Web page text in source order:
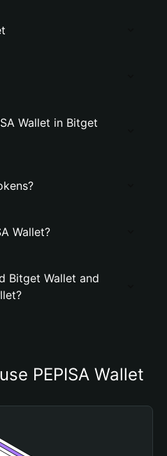
Wallet in Bitget
Wallet?
Bitget Wallet and
PEPISA Wallet